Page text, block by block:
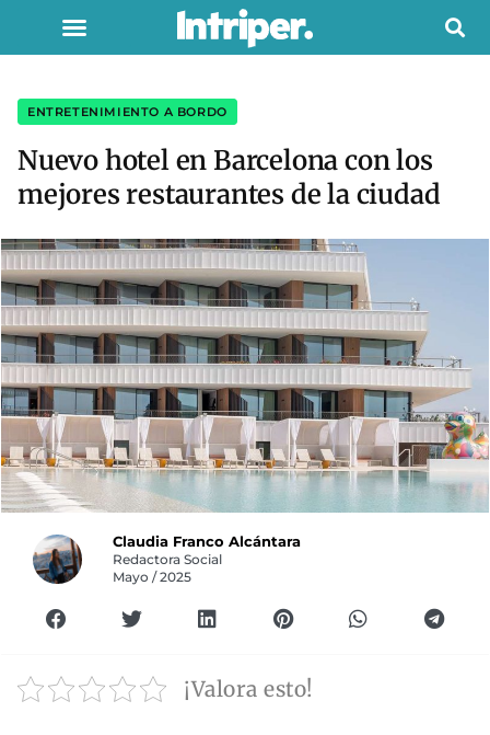
ENTRETENIMIENTO A BORDO
Nuevo hotel en Barcelona con los
mejores restaurantes de la ciudad
Claudia Franco Alcántara
Redactora Social
Mayo / 2025
¡Valora esto!